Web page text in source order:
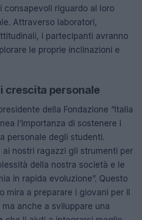
consapevoli riguardo al loro
Attraverso laboratori,
i partecipanti avranno
le proprie inclinazioni e
crescita personale
della Fondazione “Italia
l’importanza di sostenere i
personale degli studenti.
ai nostri ragazzi gli strumenti per
della nostra società e le
in rapida evoluzione”. Questo
mira a preparare i giovani per il
anche a sviluppare una